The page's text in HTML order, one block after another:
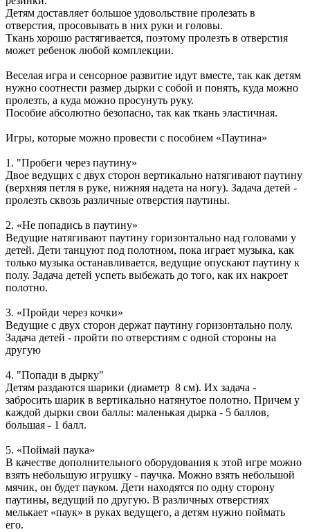
Детям доставляет большое удовольствие пролезать в
отверстия, просовывать в них руки и головы.
Ткань хорошо растягивается, поэтому пролезть в отверстия
может ребенок любой комплекции.
Веселая игра и сенсорное развитие идут вместе, так как детям
нужно соотнести размер дырки с собой и понять, куда можно
пролезть, а куда можно просунуть руку.
Пособие абсолютно безопасно, так как ткань эластичная.
Игры, которые можно провести с пособием «Паутина»
1. "Пробеги через паутину»
Двое ведущих с двух сторон вертикально натягивают паутину
(верхняя петля в руке, нижняя надета на ногу). Задача детей -
пролезть сквозь различные отверстия паутины.
2. «Не попадись в паутину»
Ведущие натягивают паутину горизонтально над головами у
детей. Дети танцуют под полотном, пока играет музыка, как
только музыка останавливается, ведущие опускают паутину к
полу. Задача детей успеть выбежать до того, как их накроет
полотно.
3. «Пройди через кочки»
Ведущие с двух сторон держат паутину горизонтально полу.
Задача детей - пройти по отверстиям с одной стороны на
другую
4. "Попади в дырку"
Детям раздаются шарики (диаметр 8 см). Их задача -
забросить шарик в вертикально натянутое полотно. Причем у
каждой дырки свои баллы: маленькая дырка - 5 баллов,
большая - 1 балл.
5. «Поймай паука»
В качестве дополнительного оборудования к этой игре можно
взять небольшую игрушку - паучка. Можно взять небольшой
мячик, он будет пауком. Дети находятся по одну сторону
паутины, ведущий по другую. В различных отверстиях
мелькает «паук» в руках ведущего, а детям нужно поймать
его.